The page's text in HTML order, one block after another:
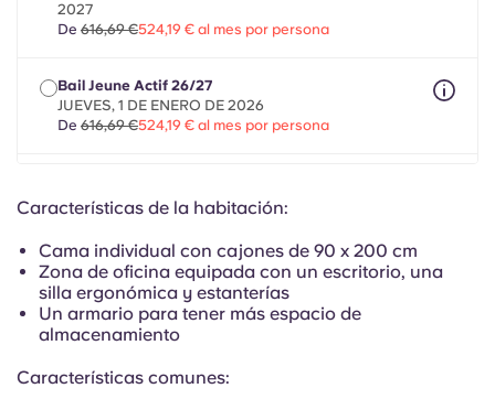
2027
De 616,69 €524,19 € al mes por persona
Bail Jeune Actif 26/27
JUEVES, 1 DE ENERO DE 2026
De 616,69 €524,19 € al mes por persona
un máximo de 8 meses entre el 1 de mayo de 2026 y el
616,69 € 524,19 € al mes por persona
Características de la habitación:
Cama individual con cajones de 90 x 200 cm
Zona de oficina equipada con un escritorio, una
silla ergonómica y estanterías
Un armario para tener más espacio de
almacenamiento
Características comunes: